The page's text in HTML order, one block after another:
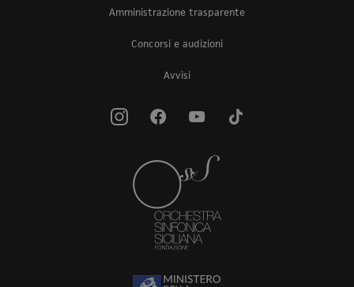
Amministrazione trasparente
Concorsi e audizioni
Avvisi